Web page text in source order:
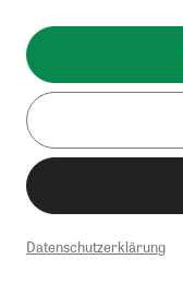
Datenschutzerklärung